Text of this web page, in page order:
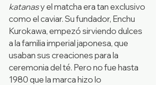
katanas y el matcha era tan exclusivo
como el caviar. Su fundador, Enchu
Kurokawa, empezó sirviendo dulces
a la familia imperial japonesa, que
usaban sus creaciones para la
ceremonia del té. Pero no fue hasta
1980 que la marca hizo lo